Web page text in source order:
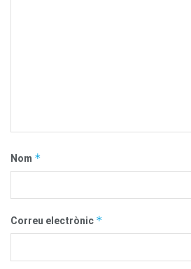
Nom *
Correu electrònic *